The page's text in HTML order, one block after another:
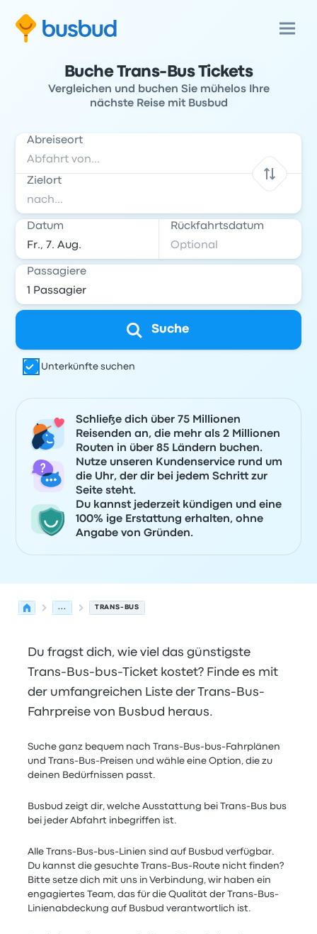
Buche Trans-Bus Tickets
Vergleichen und buchen Sie mühelos Ihre
nächste Reise mit Busbud
Abreiseort
Zielort
Datum Rückfahrtsdatum
Passagiere
Suche
Unterkünfte suchen
Schließe dich über 75 Millionen
Reisenden an, die mehr als 2 Millionen
Routen in über 85 Ländern buchen.
Nutze unseren Kundenservice rund um
die Uhr, der dir bei jedem Schritt zur
Seite steht.
Du kannst jederzeit kündigen und eine
100% ige Erstattung erhalten, ohne
Angabe von Gründen.
... TRANS-BUS
Du fragst dich, wie viel das günstigste
Trans-Bus-bus-Ticket kostet? Finde es mit
der umfangreichen Liste der Trans-Bus-
Fahrpreise von Busbud heraus.
Suche ganz bequem nach Trans-Bus-bus-Fahrplänen
und Trans-Bus-Preisen und wähle eine Option, die zu
deinen Bedürfnissen passt.
Busbud zeigt dir, welche Ausstattung bei Trans-Bus bus
bei jeder Abfahrt inbegriffen ist.
Alle Trans-Bus-bus-Linien sind auf Busbud verfügbar.
Du kannst die gesuchte Trans-Bus-Route nicht finden?
Bitte setze dich mit uns in Verbindung, wir haben ein
engagiertes Team, das für die Qualität der Trans-Bus-
Linienabdeckung auf Busbud verantwortlich ist.